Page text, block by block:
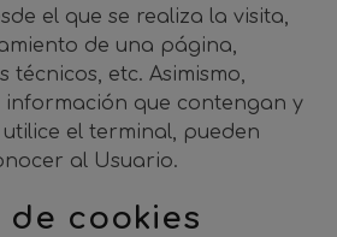
el que se realiza la visita,
de una página,
etc. Asimismo,
que contengan y
el terminal, pueden
al Usuario.
de cookies